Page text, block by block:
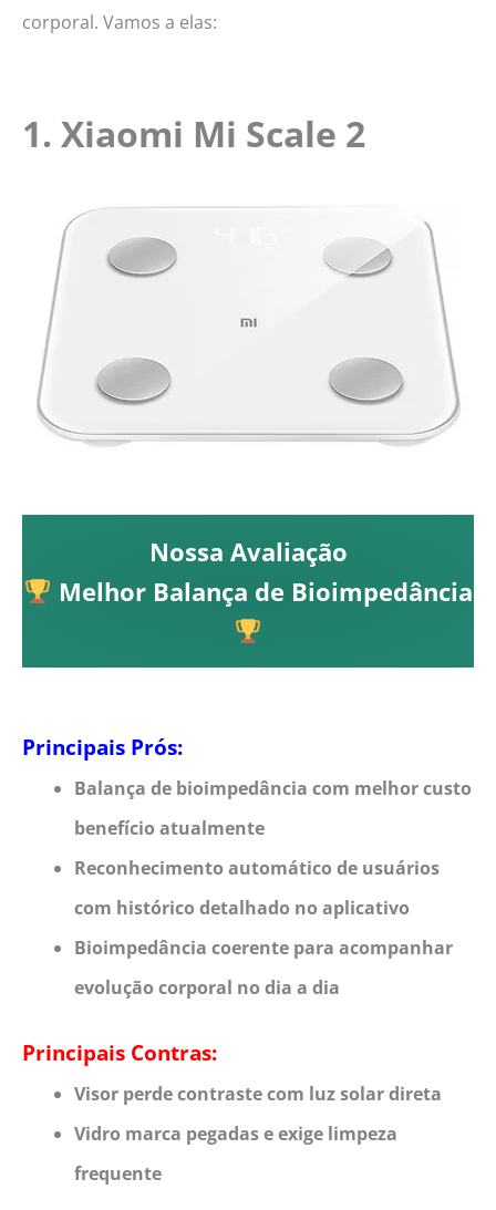
corporal. Vamos a elas:
1. Xiaomi Mi Scale 2
Nossa Avaliação
Melhor Balança de Bioimpedância
Principais Prós:
Balança de bioimpedância com melhor custo
benefício atualmente
Reconhecimento automático de usuários
com histórico detalhado no aplicativo
Bioimpedância coerente para acompanhar
evolução corporal no dia a dia
Principais Contras:
Visor perde contraste com luz solar direta
Vidro marca pegadas e exige limpeza
frequente